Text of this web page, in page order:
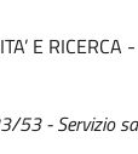
E RICERCA
53 - Servizio